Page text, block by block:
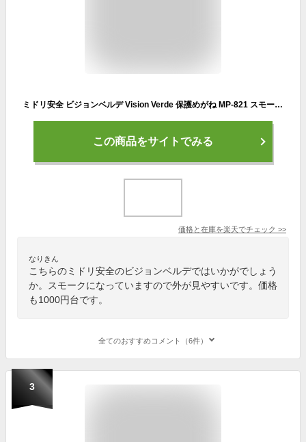
ミドリ安全 ビジョンベルデ Vision Verde 保護めがね MP-821 スモーク スモーク＋ミラー
この商品をサイトでみる
価格と在庫を楽天でチェック >>
なりきん
こちらのミドリ安全のビジョンベルデではいかがでしょう
か。スモークになっていますので外が見やすいです。価格
も1000円台です。
全てのおすすめコメント（6件）
3